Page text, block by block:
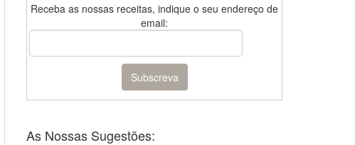
Receba as nossas receitas, indique o seu endereço de
email:
As Nossas Sugestões: